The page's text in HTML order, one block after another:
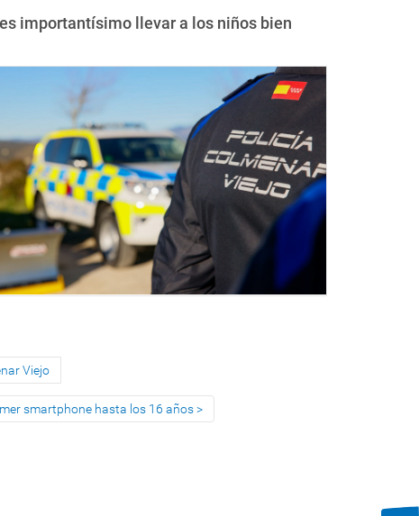
importantísimo llevar a los niños bien
Viejo
smartphone hasta los 16 años